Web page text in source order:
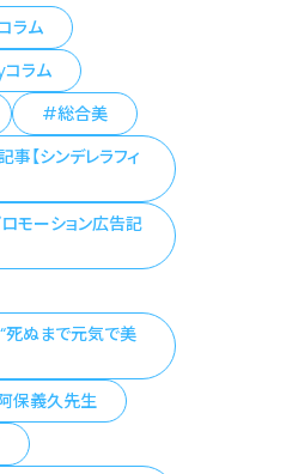
ラム
ラム
総合美
【シンデレラフィ
ロモーション広告記
死ぬまで元気で美
保義久先生